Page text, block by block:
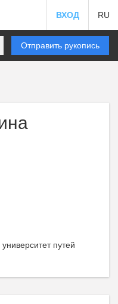
ВХОД RU
Отправить рукопись
путей